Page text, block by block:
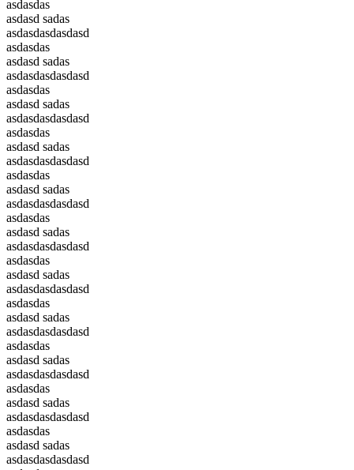
asdasdas
asdasd sadas
asdasdasdasdasd
asdasdas
asdasd sadas
asdasdasdasdasd
asdasdas
asdasd sadas
asdasdasdasdasd
asdasdas
asdasd sadas
asdasdasdasdasd
asdasdas
asdasd sadas
asdasdasdasdasd
asdasdas
asdasd sadas
asdasdasdasdasd
asdasdas
asdasd sadas
asdasdasdasdasd
asdasdas
asdasd sadas
asdasdasdasdasd
asdasdas
asdasd sadas
asdasdasdasdasd
asdasdas
asdasd sadas
asdasdasdasdasd
asdasdas
asdasd sadas
asdasdasdasdasd